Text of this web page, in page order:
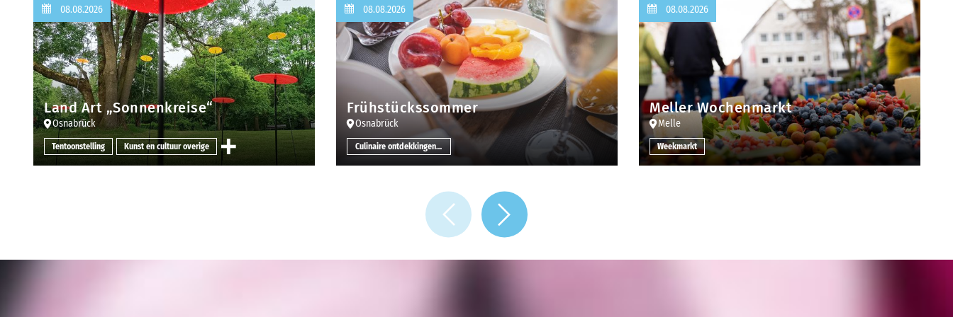
08.08.2026
Land Art „Sonnenkreise“
Osnabrück
Tentoonstelling Kunst en cultuur overige
08.08.2026
Frühstückssommer
Osnabrück
Culinaire ontdekkingen overige
08.08.2026
Meller Wochenmarkt
Melle
Weekmarkt